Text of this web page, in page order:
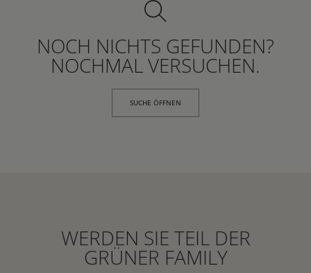
NOCH NICHTS GEFUNDEN?
NOCHMAL VERSUCHEN.
SUCHE ÖFFNEN
WERDEN SIE TEIL DER
GRÜNER FAMILY